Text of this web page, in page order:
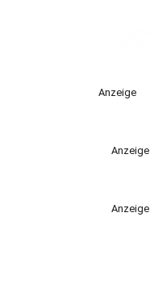
Anzeige
Anzeige
Anzeige